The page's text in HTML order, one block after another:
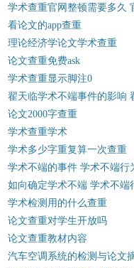
学术查重官网整顿需要多久
看论文的app查重
理论经济学论文学术查重
论文查重免费ask
学术查重显示脚注0
翟天临学术不端事件的影响
论文2000字查重
学术查重学术
学术多少字重复算一次查重
学术不端的事件 学术不端行
如向确定学术不端 学术不端
学术检测用的什么查重
论文查重对学生开放吗
论文查重教材内容
汽车空调系统的检测与论文